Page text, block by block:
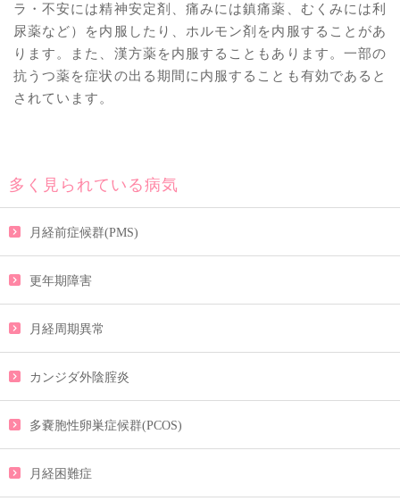
ラ・不安には精神安定剤、痛みには鎮痛薬、むくみには利
尿薬など）を内服したり、ホルモン剤を内服することがあ
ります。また、漢方薬を内服することもあります。一部の
抗うつ薬を症状の出る期間に内服することも有効であると
されています。
多く見られている病気
月経前症候群(PMS)
更年期障害
月経周期異常
カンジダ外陰腟炎
多嚢胞性卵巣症候群(PCOS)
月経困難症